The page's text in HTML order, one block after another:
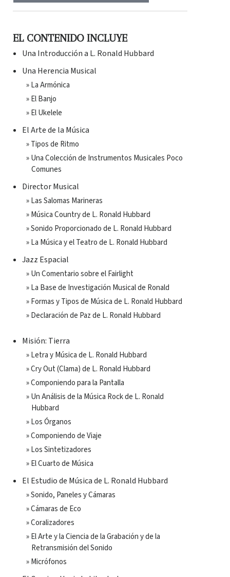
EL CONTENIDO INCLUYE
Una Introducción a L. Ronald Hubbard
Una Herencia Musical
» La Armónica
» El Banjo
» El Ukelele
El Arte de la Música
» Tipos de Ritmo
» Una Colección de Instrumentos Musicales Poco
Comunes
Director Musical
» Las Salomas Marineras
» Música Country de L. Ronald Hubbard
» Sonido Proporcionado de L. Ronald Hubbard
» La Música y el Teatro de L. Ronald Hubbard
Jazz Espacial
» Un Comentario sobre el Fairlight
» La Base de Investigación Musical de Ronald
» Formas y Tipos de Música de L. Ronald Hubbard
» Declaración de Paz de L. Ronald Hubbard
Misión: Tierra
» Letra y Música de L. Ronald Hubbard
» Cry Out (Clama) de L. Ronald Hubbard
» Componiendo para la Pantalla
» Un Análisis de la Música Rock de L. Ronald
Hubbard
» Los Órganos
» Componiendo de Viaje
» Los Sintetizadores
» El Cuarto de Música
El Estudio de Música de L. Ronald Hubbard
» Sonido, Paneles y Cámaras
» Cámaras de Eco
» Coralizadores
» El Arte y la Ciencia de la Grabación y de la
Retransmisión del Sonido
» Micrófonos